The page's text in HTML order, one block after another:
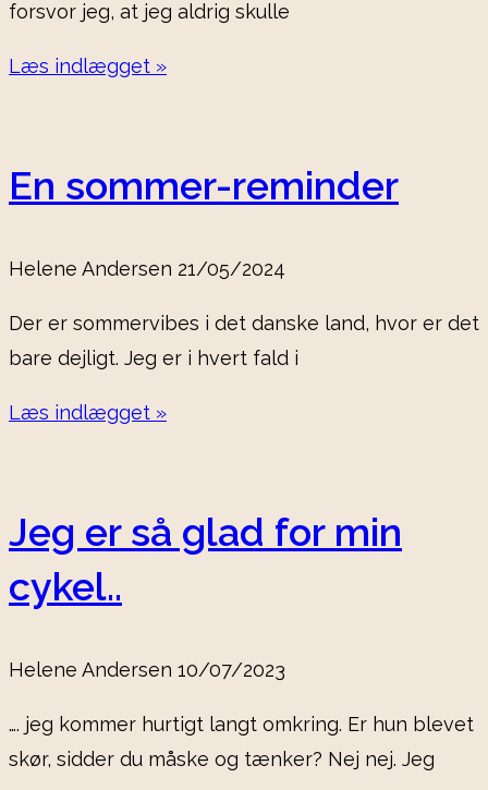
forsvor jeg, at jeg aldrig skulle
Læs indlægget »
En sommer-reminder
Helene Andersen 21/05/2024
Der er sommervibes i det danske land, hvor er det
bare dejligt. Jeg er i hvert fald i
Læs indlægget »
Jeg er så glad for min
cykel..
Helene Andersen 10/07/2023
…. jeg kommer hurtigt langt omkring. Er hun blevet
skør, sidder du måske og tænker? Nej nej. Jeg